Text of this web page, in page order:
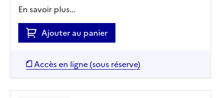
En savoir plus...
Ajouter au panier
Accès en ligne (sous réserve)